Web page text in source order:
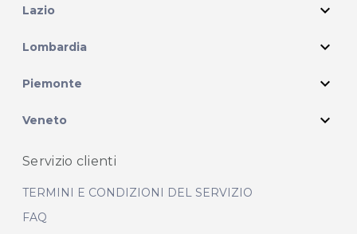
Lazio expand_more
Lombardia expand_more
Piemonte expand_more
Veneto expand_more
Servizio clienti
TERMINI E CONDIZIONI DEL SERVIZIO
FAQ